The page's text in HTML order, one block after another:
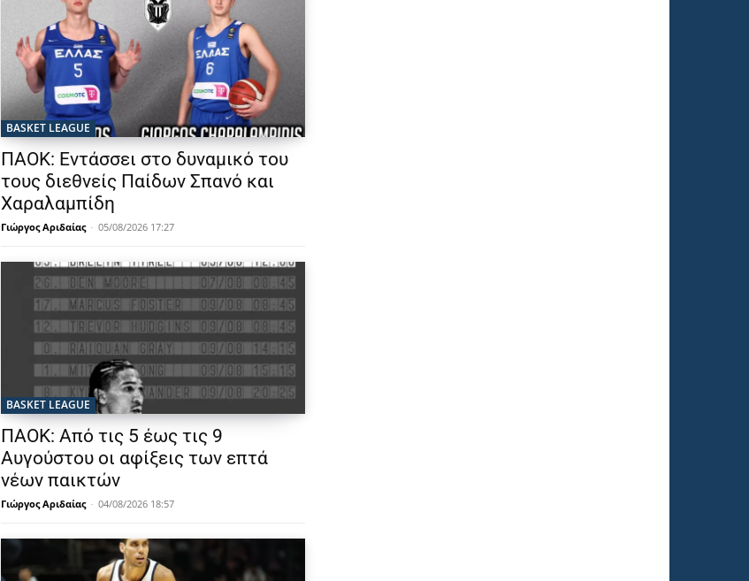
BASKET LEAGUE
ΠΑΟΚ: Εντάσσει στο δυναμικό του
τους διεθνείς Παίδων Σπανό και
Χαραλαμπίδη
Γιώργος Αριδαίας - 05/08/2026 17:27
BASKET LEAGUE
ΠΑΟΚ: Από τις 5 έως τις 9
Αυγούστου οι αφίξεις των επτά
νέων παικτών
Γιώργος Αριδαίας - 04/08/2026 18:57